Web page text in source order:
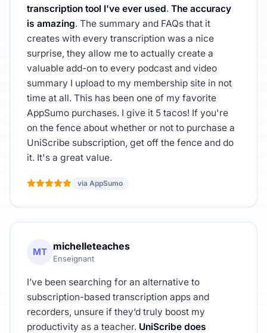
transcription tool I've ever used. The accuracy
is amazing. The summary and FAQs that it
creates with every transcription was a nice
surprise, they allow me to actually create a
valuable add-on to every podcast and video
summary I upload to my membership site in not
time at all. This has been one of my favorite
AppSumo purchases. I give it 5 tacos! If you're
on the fence about whether or not to purchase a
UniScribe subscription, get off the fence and do
it. It's a great value.
via AppSumo
MT michelleteaches
Enseignant
I’ve been searching for an alternative to
subscription-based transcription apps and
recorders, unsure if they’d truly boost my
productivity as a teacher. UniScribe does